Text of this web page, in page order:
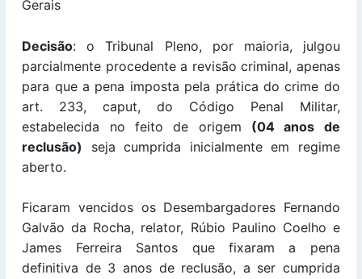
Gerais
Decisão: o Tribunal Pleno, por maioria, julgou
parcialmente procedente a revisão criminal, apenas
para que a pena imposta pela prática do crime do
art. 233, caput, do Código Penal Militar,
estabelecida no feito de origem (04 anos de
reclusão)
seja cumprida inicialmente em regime
aberto.
Ficaram vencidos os Desembargadores Fernando
Galvão da Rocha, relator, Rúbio Paulino Coelho e
James Ferreira Santos que fixaram a pena
definitiva de 3 anos de reclusão, a ser cumprida